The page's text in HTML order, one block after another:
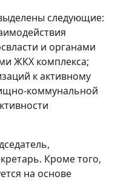
следующие:
и органами
ЖКХ комплекса;
к активному
коммунальной
Кроме того,
на основе